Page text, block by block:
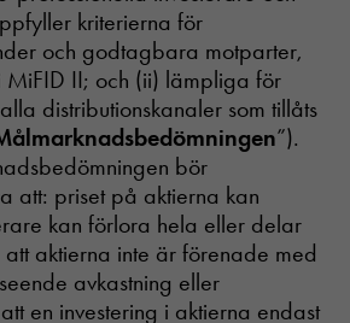
kriterierna för
och godtagbara motparter,
MiFID II; och (ii) lämpliga för
distributionskanaler som tillåts
”).
bör
att: priset på aktierna kan
kan förlora hela eller delar
att aktierna inte är förenade med
avkastning eller
en investering i aktierna endast